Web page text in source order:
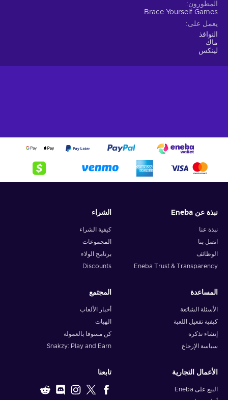
المطورون
Brace Yourself Games
يعمل على
النوافذ
ماك
لينكس
نبذة عن Eneba
نبذة عنا
اتصل بنا
الوظائف
Eneba Trust & Transparency
الشراء
كيفية الشراء
المجموعات
برنامج الولاء
Discounts
المساعدة
الأسئلة الشائعة
كيفية تفعيل اللعبة
إنشاء تذكرة
سياسة الإرجاع
المجتمع
أخبار الألعاب
الهبات
كن مسوقا بالعمولة
Snakzy: Play and Earn
الأعمال التجارية
البيع على Eneba
تابعنا